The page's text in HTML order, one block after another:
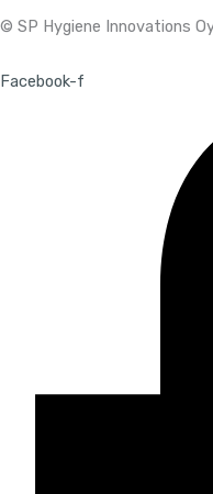
© SP Hygiene Innovations
Facebook-f